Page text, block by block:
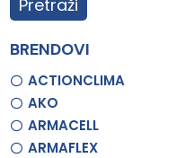
Pretraži
BRENDOVI
ACTIONCLIMA
AKO
ARMACELL
ARMAFLEX